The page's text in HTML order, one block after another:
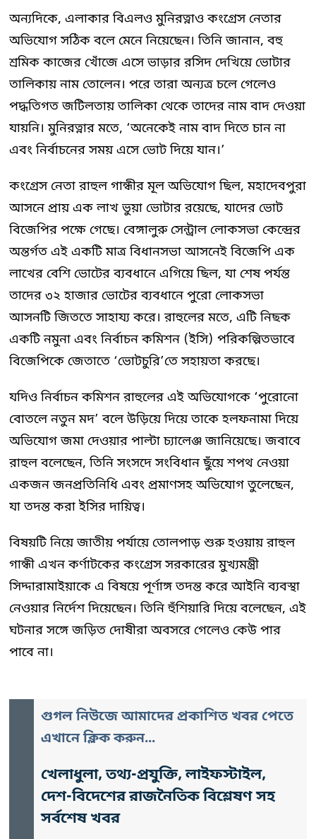
অন্যদিকে, এলাকার বিএলও মুনিরত্নাও কংগ্রেস নেতার
অভিযোগ সঠিক বলে মেনে নিয়েছেন। তিনি জানান, বহু
শ্রমিক কাজের খোঁজে এসে ভাড়ার রসিদ দেখিয়ে ভোটার
তালিকায় নাম তোলেন। পরে তারা অন্যত্র চলে গেলেও
পদ্ধতিগত জটিলতায় তালিকা থেকে তাদের নাম বাদ দেওয়া
যায়নি। মুনিরত্নার মতে, ‘অনেকেই নাম বাদ দিতে চান না
এবং নির্বাচনের সময় এসে ভোট দিয়ে যান।’
কংগ্রেস নেতা রাহুল গান্ধীর মূল অভিযোগ ছিল, মহাদেবপুরা
আসনে প্রায় এক লাখ ভুয়া ভোটার রয়েছে, যাদের ভোট
বিজেপির পক্ষে গেছে। বেঙ্গালুরু সেন্ট্রাল লোকসভা কেন্দ্রের
অন্তর্গত এই একটি মাত্র বিধানসভা আসনেই বিজেপি এক
লাখের বেশি ভোটের ব্যবধানে এগিয়ে ছিল, যা শেষ পর্যন্ত
তাদের ৩২ হাজার ভোটের ব্যবধানে পুরো লোকসভা
আসনটি জিততে সাহায্য করে। রাহুলের মতে, এটি নিছক
একটি নমুনা এবং নির্বাচন কমিশন (ইসি) পরিকল্পিতভাবে
বিজেপিকে জেতাতে ‘ভোটচুরি’তে সহায়তা করছে।
যদিও নির্বাচন কমিশন রাহুলের এই অভিযোগকে ‘পুরোনো
বোতলে নতুন মদ’ বলে উড়িয়ে দিয়ে তাকে হলফনামা দিয়ে
অভিযোগ জমা দেওয়ার পাল্টা চ্যালেঞ্জ জানিয়েছে। জবাবে
রাহুল বলেছেন, তিনি সংসদে সংবিধান ছুঁয়ে শপথ নেওয়া
একজন জনপ্রতিনিধি এবং প্রমাণসহ অভিযোগ তুলেছেন,
যা তদন্ত করা ইসির দায়িত্ব।
বিষয়টি নিয়ে জাতীয় পর্যায়ে তোলপাড় শুরু হওয়ায় রাহুল
গান্ধী এখন কর্ণাটকের কংগ্রেস সরকারের মুখ্যমন্ত্রী
সিদ্দারামাইয়াকে এ বিষয়ে পূর্ণাঙ্গ তদন্ত করে আইনি ব্যবস্থা
নেওয়ার নির্দেশ দিয়েছেন। তিনি হুঁশিয়ারি দিয়ে বলেছেন, এই
ঘটনার সঙ্গে জড়িত দোষীরা অবসরে গেলেও কেউ পার
পাবে না।
গুগল নিউজে আমাদের প্রকাশিত খবর পেতে
এখানে ক্লিক করুন...
খেলাধুলা, তথ্য-প্রযুক্তি, লাইফস্টাইল,
দেশ-বিদেশের রাজনৈতিক বিশ্লেষণ সহ
সর্বশেষ খবর